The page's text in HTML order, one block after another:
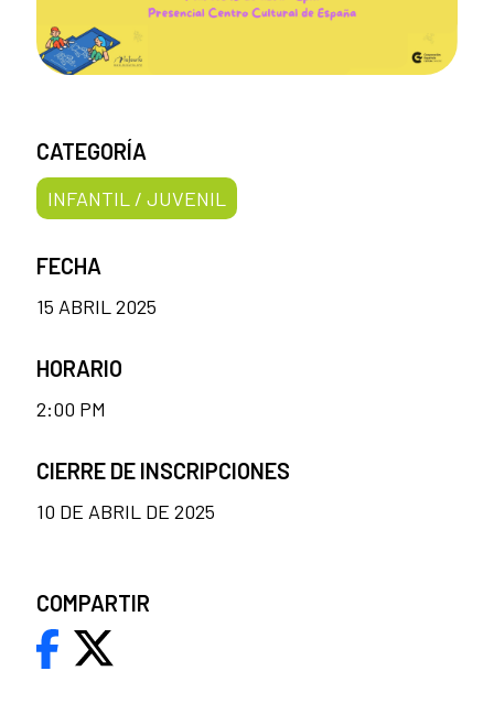
CATEGORÍA
INFANTIL / JUVENIL
FECHA
15 ABRIL 2025
HORARIO
2:00 PM
CIERRE DE INSCRIPCIONES
10 DE ABRIL DE 2025
COMPARTIR